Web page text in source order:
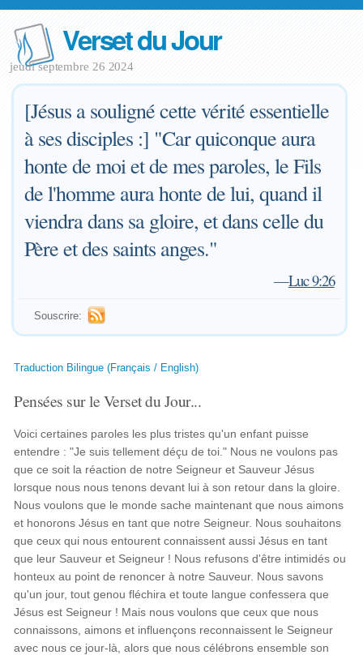
Verset du Jour
jeudi septembre 26 2024
[Jésus a souligné cette vérité essentielle
à ses disciples :] "Car quiconque aura
honte de moi et de mes paroles, le Fils
de l'homme aura honte de lui, quand il
viendra dans sa gloire, et dans celle du
Père et des saints anges."
—Luc 9:26
Souscrire:
Traduction Bilingue (Français / English)
Pensées sur le Verset du Jour...
Voici certaines paroles les plus tristes qu'un enfant puisse
entendre : "Je suis tellement déçu de toi." Nous ne voulons pas
que ce soit la réaction de notre Seigneur et Sauveur Jésus
lorsque nous nous tenons devant lui à son retour dans la gloire.
Nous voulons que le monde sache maintenant que nous aimons
et honorons Jésus en tant que notre Seigneur. Nous souhaitons
que ceux qui nous entourent connaissent aussi Jésus en tant
que leur Sauveur et Seigneur ! Nous refusons d'être intimidés ou
honteux au point de renoncer à notre Sauveur. Nous savons
qu'un jour, tout genou fléchira et toute langue confessera que
Jésus est Seigneur ! Mais nous voulons que ceux que nous
connaissons, aimons et influençons reconnaissent le Seigneur
avec nous ce jour-là, alors que nous célébrons ensemble son